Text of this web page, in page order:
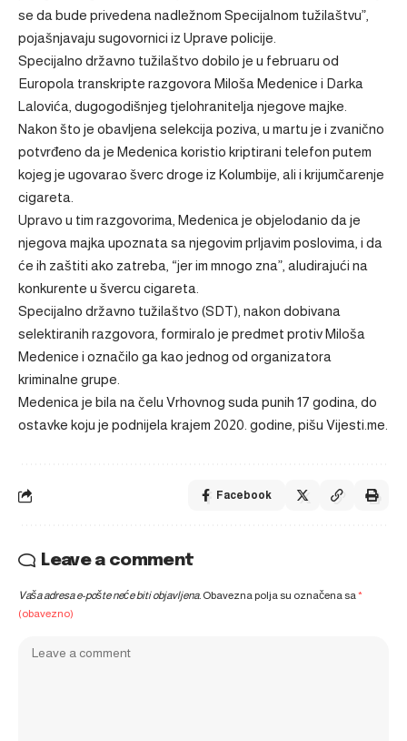
se da bude privedena nadležnom Specijalnom tužilaštvu”,
pojašnjavaju sugovornici iz Uprave policije.
Specijalno državno tužilaštvo dobilo je u februaru od
Europola transkripte razgovora Miloša Medenice i Darka
Lalovića, dugogodišnjeg tjelohranitelja njegove majke.
Nakon što je obavljena selekcija poziva, u martu je i zvanično
potvrđeno da je Medenica koristio kriptirani telefon putem
kojeg je ugovarao šverc droge iz Kolumbije, ali i krijumčarenje
cigareta.
Upravo u tim razgovorima, Medenica je objelodanio da je
njegova majka upoznata sa njegovim prljavim poslovima, i da
će ih zaštiti ako zatreba, “jer im mnogo zna”, aludirajući na
konkurente u švercu cigareta.
Specijalno državno tužilaštvo (SDT), nakon dobivana
selektiranih razgovora, formiralo je predmet protiv Miloša
Medenice i označilo ga kao jednog od organizatora
kriminalne grupe.
Medenica je bila na čelu Vrhovnog suda punih 17 godina, do
ostavke koju je podnijela krajem 2020. godine, pišu Vijesti.me.
Facebook
Leave a comment
Vaša adresa e-pošte neće biti objavljena. Obavezna polja su označena sa*
(obavezno)